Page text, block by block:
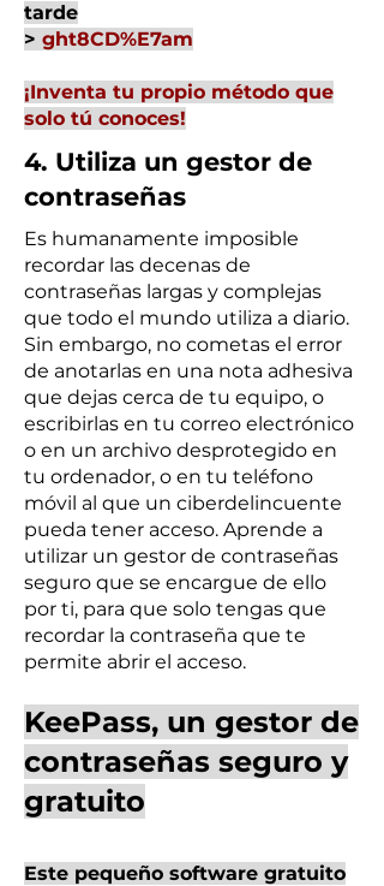
tarde
> ght8CD%E7am
¡Inventa tu propio método que
solo tú conoces!
4. Utiliza un gestor de
contraseñas
Es humanamente imposible
recordar las decenas de
contraseñas largas y complejas
que todo el mundo utiliza a diario.
Sin embargo, no cometas el error
de anotarlas en una nota adhesiva
que dejas cerca de tu equipo, o
escribirlas en tu correo electrónico
o en un archivo desprotegido en
tu ordenador, o en tu teléfono
móvil al que un ciberdelincuente
pueda tener acceso. Aprende a
utilizar un gestor de contraseñas
seguro que se encargue de ello
por ti, para que solo tengas que
recordar la contraseña que te
permite abrir el acceso.
KeePass, un gestor de
contraseñas seguro y
gratuito
Este pequeño software gratuito